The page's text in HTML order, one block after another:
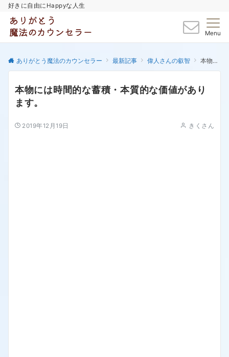
好きに自由にHappyな人生
Menu
ありがとう魔法のカウンセラー 最新記事 偉人さんの叡智 本物には時間的な蓄積・本質的な価値があります。
本物には時間的な蓄積・本質的な価値があり
ます。
2019年12月19日 きくさん